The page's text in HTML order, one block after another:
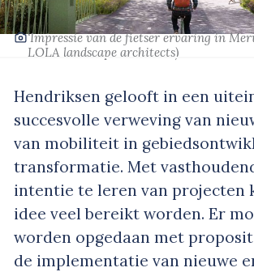
‘Impressie van de fietser ervaring in
LOLA landscape architects)
Hendriksen gelooft in een
succesvolle verweving van
van mobiliteit in
transformatie. Met
intentie te leren van projecten
idee veel bereikt worden. Er
worden opgedaan met
de implementatie van nieuwe